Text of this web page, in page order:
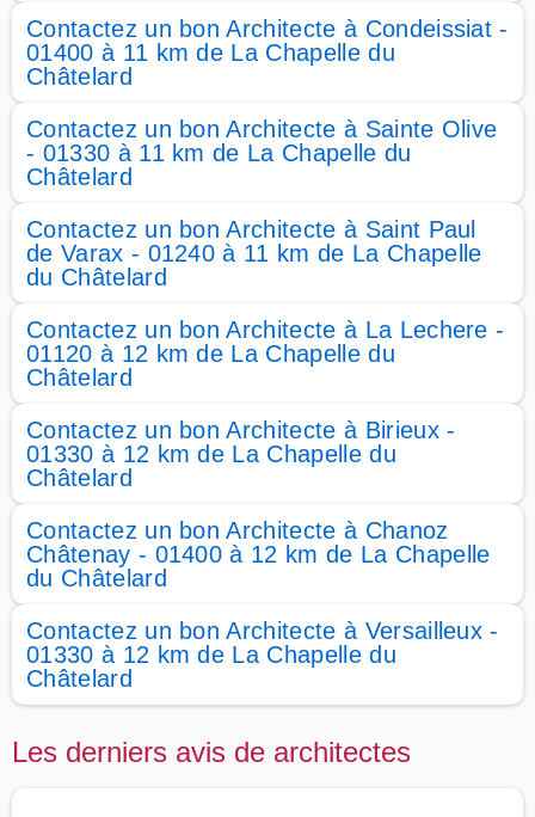
Contactez un bon Architecte à Condeissiat -
01400 à 11 km de La Chapelle du
Châtelard
Contactez un bon Architecte à Sainte Olive
- 01330 à 11 km de La Chapelle du
Châtelard
Contactez un bon Architecte à Saint Paul
de Varax - 01240 à 11 km de La Chapelle
du Châtelard
Contactez un bon Architecte à La Lechere -
01120 à 12 km de La Chapelle du
Châtelard
Contactez un bon Architecte à Birieux -
01330 à 12 km de La Chapelle du
Châtelard
Contactez un bon Architecte à Chanoz
Châtenay - 01400 à 12 km de La Chapelle
du Châtelard
Contactez un bon Architecte à Versailleux -
01330 à 12 km de La Chapelle du
Châtelard
Les derniers avis de architectes